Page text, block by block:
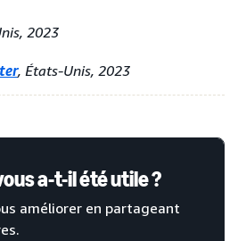
2023
, États-Unis, 2023
a-t-il été utile ?
améliorer en partageant